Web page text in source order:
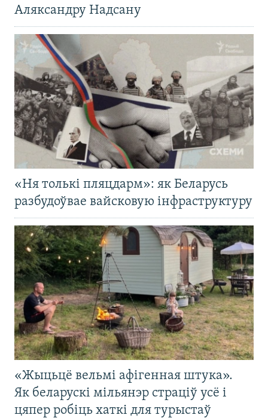
Аляксандру Надсану
«Ня толькі пляцдарм»: як Беларусь
разбудоўвае вайсковую інфраструктуру
«Жыцьцё вельмі афігенная штука».
Як беларускі мільянэр страціў усё і
цяпер робіць хаткі для турыстаў